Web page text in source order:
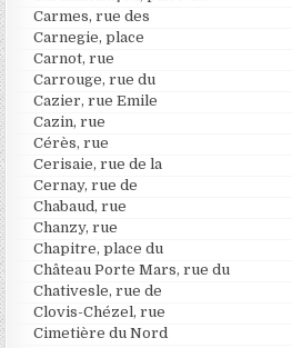
Carmes, rue des
Carnegie, place
Carnot, rue
Carrouge, rue du
Cazier, rue Emile
Cazin, rue
Cérès, rue
Cerisaie, rue de la
Cernay, rue de
Chabaud, rue
Chanzy, rue
Chapitre, place du
Château Porte Mars, rue du
Chativesle, rue de
Clovis-Chézel, rue
Cimetière du Nord